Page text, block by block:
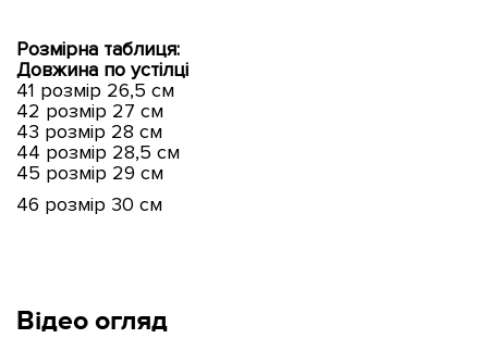
Розмірна таблиця:
Довжина по устілці
41 розмір 26,5 см
42 розмір 27 см
43 розмір 28 см
44 розмір 28,5 см
45 розмір 29 см
46 розмір 30 см
Відео огляд